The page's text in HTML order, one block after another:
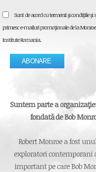
Sunt de acord cu termenii şi condiţiile şi
primesc e-mailuri promoţionale de la Monroe
Institute Romania.
Suntem parte a
fondată de Bob
Robert Monroe a fost
exploratori contemporani
important pe care Bob